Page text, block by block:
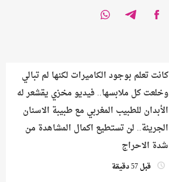
كانت تعلم بوجود الكاميرات لكنها لم تبالي
وخلعت كل ملابسها.. فيديو مخزي يقشعر له
الأبدان للطبيب المغربي مع طبيبة الاسنان
الجريئة.. لن تستطيع اكمال المشاهدة من
شدة الاحراج
قبل 57 دقيقة